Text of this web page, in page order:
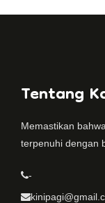
Tentang
Memastikan
terpenuhi dengan
-